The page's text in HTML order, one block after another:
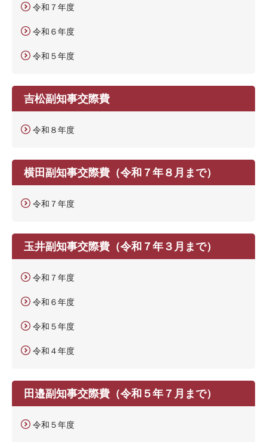
令和７年度
令和６年度
令和５年度
吉松副知事交際費
令和８年度
横田副知事交際費（令和７年８月まで）
令和７年度
玉井副知事交際費（令和７年３月まで）
令和７年度
令和６年度
令和５年度
令和４年度
田邉副知事交際費（令和５年７月まで）
令和５年度